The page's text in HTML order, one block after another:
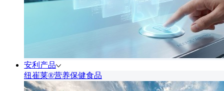
安利产品
纽崔莱®营养保健食品